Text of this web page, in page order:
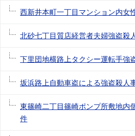
西新井本町一丁目マンション内女
北砂七丁目質店経営者夫婦強盗殺
下里団地横路上タクシー運転手強
坂浜路上自動車盗による強盗殺人
東篠崎二丁目篠崎ポンプ所敷地内
件